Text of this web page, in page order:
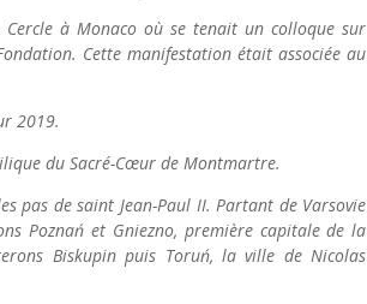
à Monaco où se tenait un colloque sur
Cette manifestation était associée au
2019.
du Sacré-Cœur de Montmartre.
pas de saint Jean-Paul II. Partant de Varsovie
Poznańet Gniezno, première capitale de la
Biskupin puis Toruń, la ville de Nicolas